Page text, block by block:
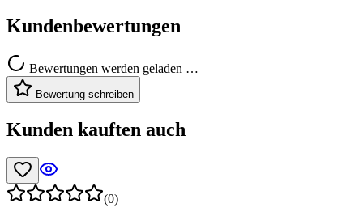
Kundenbewertungen
Bewertungen werden geladen …
Bewertung schreiben
Kunden kauften auch
(0)